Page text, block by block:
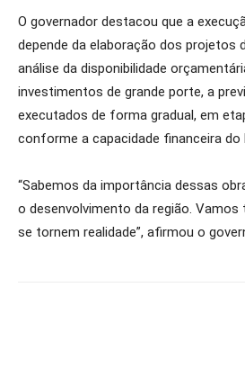
O governador destacou que a
depende da elaboração dos projetos
análise da disponibilidade
investimentos de grande porte, a
executados de forma gradual, em
conforme a capacidade financeira do
“Sabemos da importância dessas
o desenvolvimento da região. Vamos
se tornem realidade”, afirmou o